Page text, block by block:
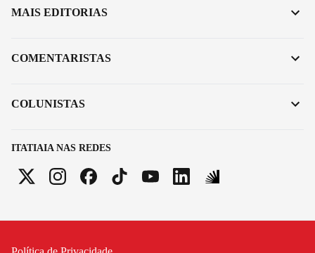
ITATIAIA NAS REDES
MAIS EDITORIAS
COMENTARISTAS
COLUNISTAS